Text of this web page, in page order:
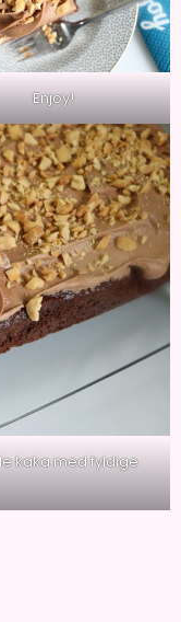
Enjoy!
kaka med fyldige